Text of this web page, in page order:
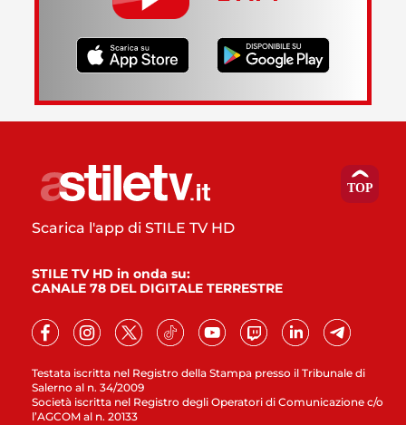
Testata iscritta nel Registro della Stampa presso il Tribunale di
Salerno al n. 34/2009
Società iscritta nel Registro degli Operatori di Comunicazione c/o
l’AGCOM al n. 20133
Scarica l'app di STILE TV HD
STILE TV HD in onda su:
CANALE 78 DEL DIGITALE TERRESTRE